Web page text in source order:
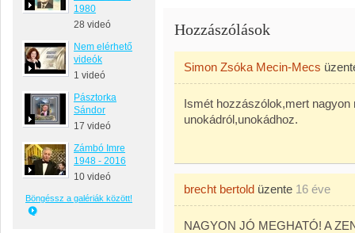
1980
28 videó
Nem elérhető
videók
1 videó
Pásztorka
Sándor
17 videó
Zámbó Imre
1948 - 2016
10 videó
Böngéssz a galériák között!
Hozzászólások
Simon Zsóka Mecin-Mecs
Ismét hozzászólok,mert nagyon
unokádról,unokádhoz.
brecht bertold üzente 16 éve
NAGYON JÓ MEGHATÓ! A